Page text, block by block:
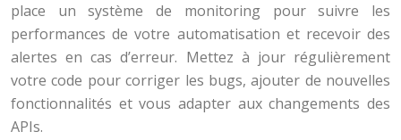
place un système de monitoring pour suivre les
performances de votre automatisation et recevoir des
alertes en cas d’erreur. Mettez à jour régulièrement
votre code pour corriger les bugs, ajouter de nouvelles
fonctionnalités et vous adapter aux changements des
APIs.